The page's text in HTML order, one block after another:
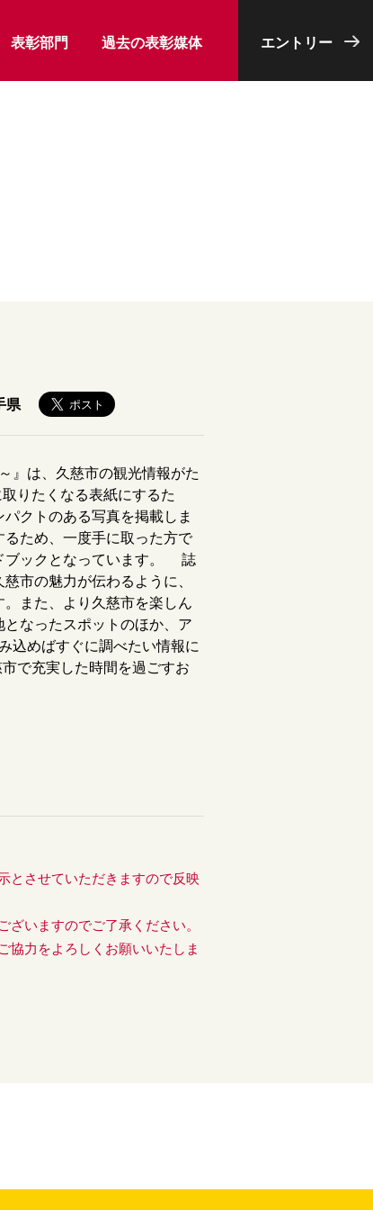
表彰部門 過去の表彰媒体 エントリー
県
』は、久慈市の観光情報がた
りたくなる表紙にするた
クトのある写真を掲載しま
ため、一度手に取った方で
ブックとなっています。 誌
市の魅力が伝わるように、
また、より久慈市を楽しん
なったスポットのほか、ア
込めばすぐに調べたい情報に
で充実した時間を過ごすお
とさせていただきますので反映
いますのでご了承ください。
協力をよろしくお願いいたしま